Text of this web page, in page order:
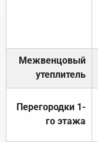
Межвенцовый
утеплитель
Перегородки 1-
го этажа